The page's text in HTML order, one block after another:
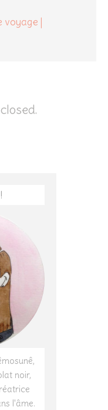
voyage |
noir,
l'âme.